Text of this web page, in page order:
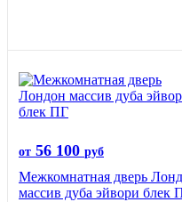
от 56 100 руб
Межкомнатная дверь
массив дуба эйвори блек